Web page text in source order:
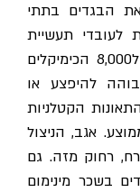
בתתי
תעשיית
הטקסטיל, הנגרמות מקרבה מתמשכת ל8,000 הכימיקלים
להיפצע או
הקטלניות
אגב, הניצול
מזה. גם
מינימום